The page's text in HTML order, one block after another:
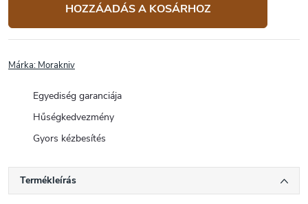
HOZZÁADÁS A KOSÁRHOZ
Márka: Morakniv
Egyediség garanciája
Hűségkedvezmény
Gyors kézbesítés
Termékleírás